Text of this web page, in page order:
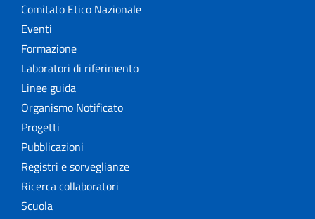
Comitato Etico Nazionale
Eventi
Formazione
Laboratori di riferimento
Linee guida
Organismo Notificato
Progetti
Pubblicazioni
Registri e sorveglianze
Ricerca collaboratori
Scuola